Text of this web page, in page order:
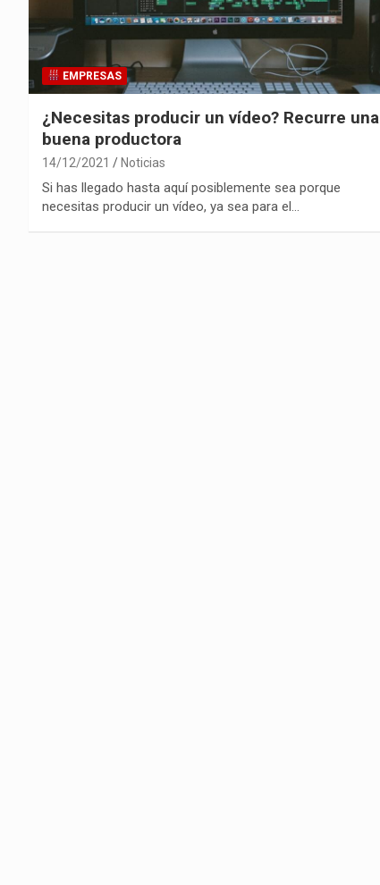
EMPRESAS
¿Necesitas producir un vídeo? Recurre una
buena productora
14/12/2021 Noticias
Si has llegado hasta aquí posiblemente sea porque
necesitas producir un vídeo, ya sea para el…